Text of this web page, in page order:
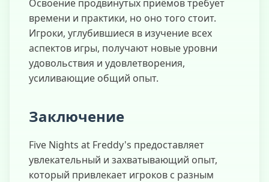
Освоение продвинутых приёмов требует
времени и практики, но оно того стоит.
Игроки, углубившиеся в изучение всех
аспектов игры, получают новые уровни
удовольствия и удовлетворения,
усиливающие общий опыт.
Заключение
Five Nights at Freddy's предоставляет
увлекательный и захватывающий опыт,
который привлекает игроков с разным